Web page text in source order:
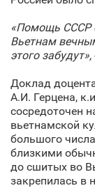
«Помощь СССР
Вьетнам
этого забудут»,
Доклад
А.И. Герцена,
сосредоточен
вьетнамской
большого
близкими
до сшитых во
закрепилась в